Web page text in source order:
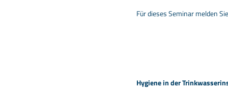
Für dieses Seminar melden
Hygiene in der